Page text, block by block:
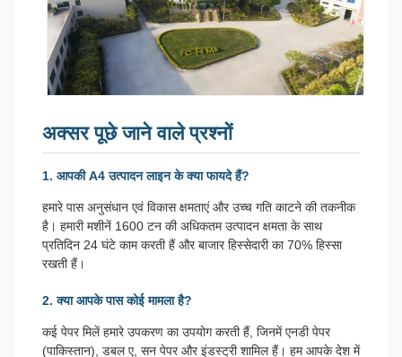
अक्सर पूछे जाने वाले प्रश्नों
1. आपकी A4 उत्पादन लाइन के क्या फायदे हैं?
हमारे पास अनुसंधान एवं विकास क्षमताएं और उच्च गति काटने की तकनीक
है। हमारी मशीनें 1600 टन की अधिकतम उत्पादन क्षमता के साथ
प्रतिदिन 24 घंटे काम करती हैं और बाजार हिस्सेदारी का 70% हिस्सा
रखती हैं।
2. क्या आपके पास कोई मामला है?
कई पेपर मिलें हमारे उपकरण का उपयोग करती हैं, जिनमें एनडी पेपर
(पाकिस्तान), डबल ए, सन पेपर और इंडस्ट्री शामिल हैं। हम आपके देश में